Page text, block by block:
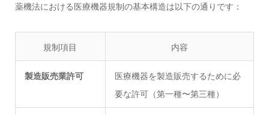
薬機法における医療機器規制の基本構造は以下の通りです：
規制項目 内容
製造販売業許可
医療機器を製造販売するために必
要な許可（第一種〜第三種）